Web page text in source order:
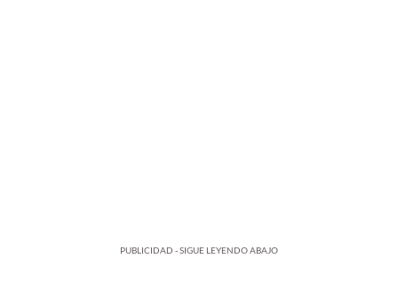
PUBLICIDAD - SIGUE LEYENDO ABAJO